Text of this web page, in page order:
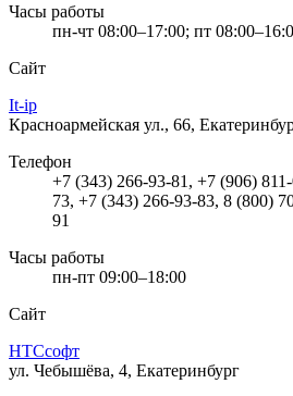
Часы работы
пн-чт 08:00–17:00; пт
Сайт
It-ip
Красноармейская ул., 66,
Телефон
+7 (343) 266-93-81, +7 (906)
73, +7 (343) 266-93-83, 8 (800)
91
Часы работы
пн-пт 09:00–18:00
Сайт
НТСсофт
ул. Чебышёва, 4, Екатеринбург